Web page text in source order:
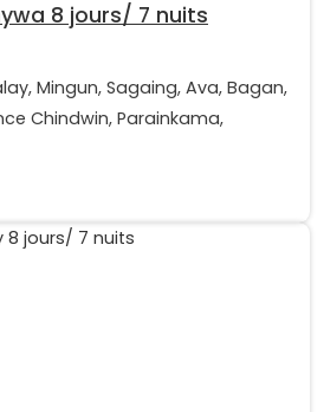
8 jours/ 7 nuits
Mingun, Sagaing, Ava, Bagan,
Chindwin, Parainkama,